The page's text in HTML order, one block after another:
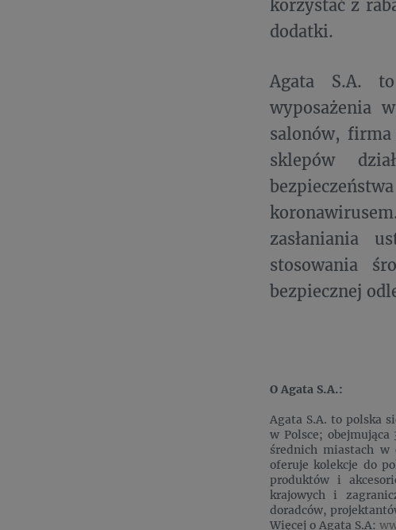
korzystać z
dodatki.
Agata S.A.
wyposażenia
salonów,
sklepów
zasłaniania
stosowania
bezpiecznej
O Agata S.A.:
Agata S.A. to polska
w Polsce;
średnich miastach w
oferuje kolekcje do
produktów i
krajowych i
doradców,
Więcej o Agata S.A: